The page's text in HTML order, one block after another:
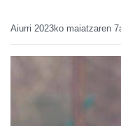
Aiurri 2023ko maiatzaren